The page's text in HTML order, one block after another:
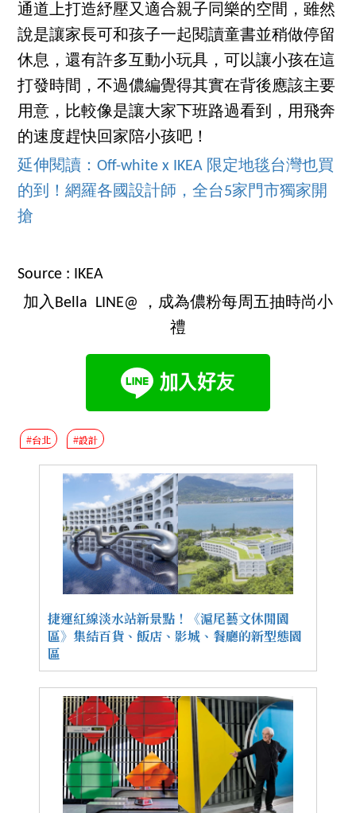
通道上打造紓壓又適合親子同樂的空間，雖然
說是讓家長可和孩子一起閱讀童書並稍做停留
休息，還有許多互動小玩具，可以讓小孩在這
打發時間，不過儂編覺得其實在背後應該主要
用意，比較像是讓大家下班路過看到，用飛奔
的速度趕快回家陪小孩吧！
延伸閱讀：Off-white x IKEA 限定地毯台灣也買
的到！網羅各國設計師，全台5家門市獨家開
搶
Source : IKEA
加入Bella LINE@ ，成為儂粉每周五抽時尚小
禮
#台北 #設計
捷運紅線淡水站新景點！《滬尾藝文休閒園
區》集結百貨、飯店、影城、餐廳的新型態園
區